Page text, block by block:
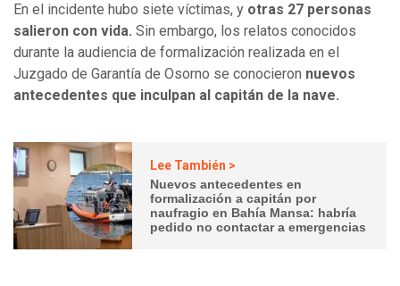
En el incidente hubo siete víctimas, y otras 27 personas
salieron con vida. Sin embargo, los relatos conocidos
durante la audiencia de formalización realizada en el
Juzgado de Garantía de Osorno se conocieron nuevos
antecedentes que inculpan al capitán de la nave.
Lee También >
Nuevos antecedentes en
formalización a capitán por
naufragio en Bahía Mansa: habría
pedido no contactar a emergencias